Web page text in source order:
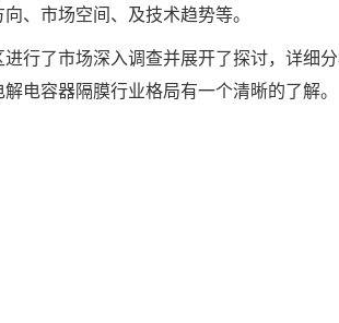
、市场空间、及技术趋势等。
行了市场深入调查并展开了探讨，详细
电容器隔膜行业格局有一个清晰的了解。